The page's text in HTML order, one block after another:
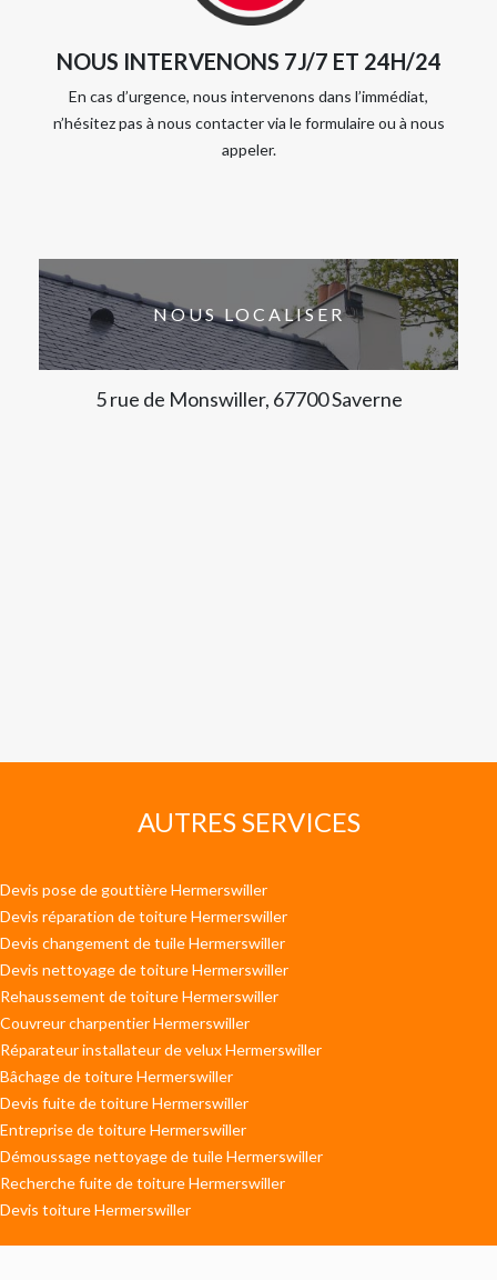
NOUS INTERVENONS 7J/7 ET 24H/24
En cas d’urgence, nous intervenons dans l’immédiat,
n’hésitez pas à nous contacter via le formulaire ou à nous
appeler.
NOUS LOCALISER
5 rue de Monswiller, 67700 Saverne
AUTRES SERVICES
Devis pose de gouttière Hermerswiller
Devis réparation de toiture Hermerswiller
Devis changement de tuile Hermerswiller
Devis nettoyage de toiture Hermerswiller
Rehaussement de toiture Hermerswiller
Couvreur charpentier Hermerswiller
Réparateur installateur de velux Hermerswiller
Bâchage de toiture Hermerswiller
Devis fuite de toiture Hermerswiller
Entreprise de toiture Hermerswiller
Démoussage nettoyage de tuile Hermerswiller
Recherche fuite de toiture Hermerswiller
Devis toiture Hermerswiller